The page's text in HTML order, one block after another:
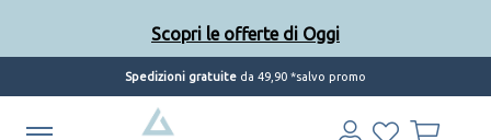
Spedizioni gratuite da 49,90 *salvo promo
Scopri le offerte di Oggi